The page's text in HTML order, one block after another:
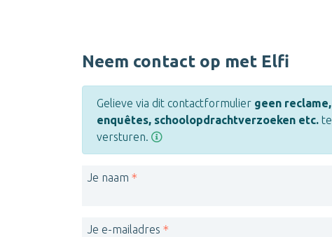
Neem contact op met Elfi
Gelieve via dit contactformulier geen reclame,
enquêtes, schoolopdrachtverzoeken etc. te
versturen.
Je naam
Je e-mailadres